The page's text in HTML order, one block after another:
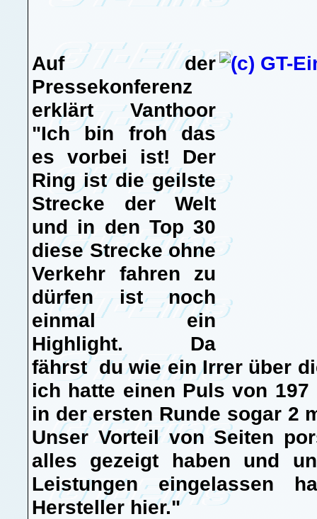
Auf der
Pressekonferenz
erklärt Vanthoor
"Ich bin froh das
es vorbei ist! Der
Ring ist die geilste
Strecke der Welt
und in den Top 30
diese Strecke ohne
Verkehr fahren zu
dürfen ist noch
einmal ein
Highlight. Da
fährst du wie ein Irrer über
ich hatte einen Puls von
in der ersten Runde sogar 2
Unser Vorteil von Seiten
alles gezeigt haben und
Leistungen eingelassen
Hersteller hier."